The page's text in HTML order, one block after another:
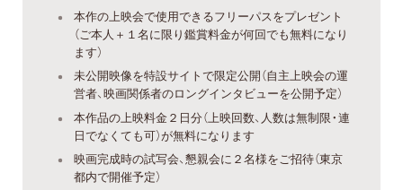
本作の上映会で使用できるフリーパスをプレゼント
（ご本人＋１名に限り鑑賞料金が何回でも無料になり
ます）
未公開映像を特設サイトで限定公開（自主上映会の運
営者、映画関係者のロングインタビューを公開予定）
本作品の上映料金２日分（上映回数、人数は無制限・連
日でなくても可）が無料になります
映画完成時の試写会、懇親会に２名様をご招待（東京
都内で開催予定）